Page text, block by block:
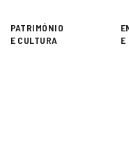
Superior
PATRIMÓNIO
E CULTURA
E